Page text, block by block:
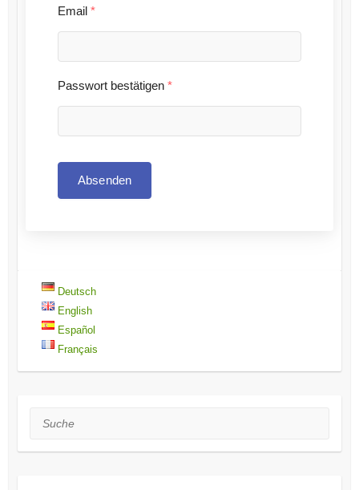
Email *
Passwort bestätigen *
Absenden
Deutsch
English
Español
Français
Suche